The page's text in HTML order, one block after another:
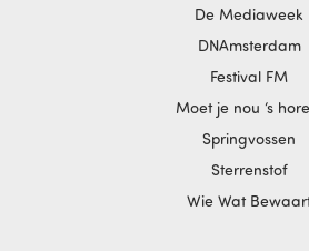
De Mediaweek
DNAmsterdam
Festival FM
Moet je nou ‘s
Springvossen
Sterrenstof
Wie Wat